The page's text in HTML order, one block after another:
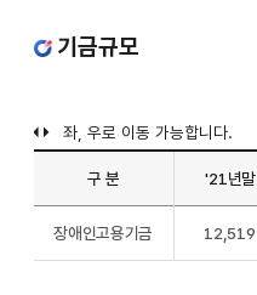
기금규모
구분,
21년말,
구 분 '21년말
장애인고용기금 12,519